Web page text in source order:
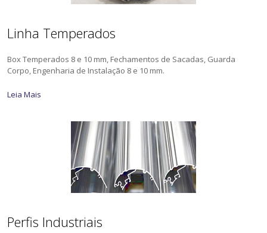
Linha Temperados
Box Temperados 8 e 10 mm, Fechamentos de Sacadas, Guarda
Corpo, Engenharia de Instalação 8 e 10 mm.
Leia Mais
Perfis Industriais